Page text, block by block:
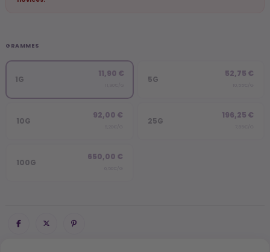
GRAMMES
1G
11,90 €
5G
52,75 €
10G
92,00 €
25G
196,25 €
100G
650,00 €